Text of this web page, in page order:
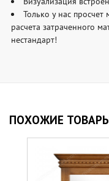
Только у нас
расчета затраченного
нестандарт!
ПОХОЖИЕ